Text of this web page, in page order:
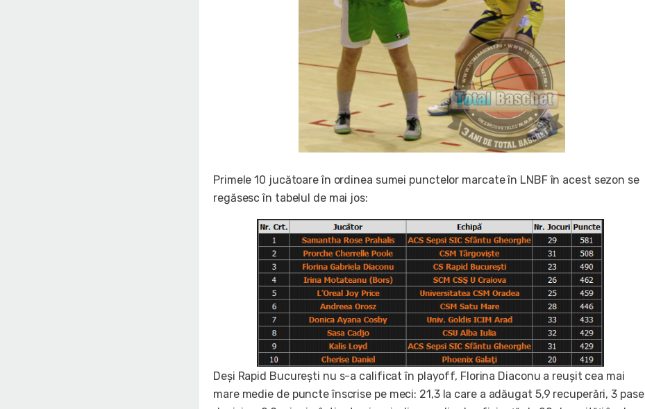
Primele 10 jucătoare în ordinea sumei punctelor marcate în LNBF în acest sezon se
regăsesc în tabelul de mai jos:
Deşi Rapid Bucureşti nu s-a calificat în playoff, Florina Diaconu a reuşit cea mai
mare medie de puncte înscrise pe meci: 21,3 la care a adăugat 5,9 recuperări, 3 pase